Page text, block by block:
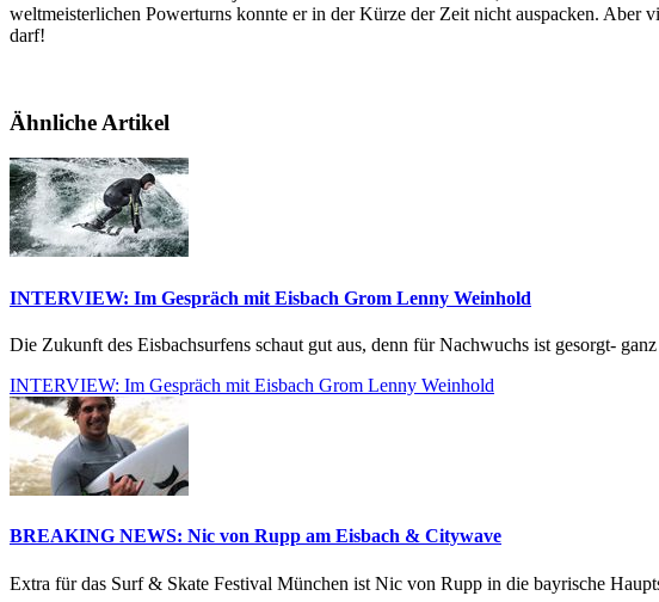
weltmeisterlichen Powerturns konnte er in der Kürze der Zeit nicht auspacken. Aber
darf!
Ähnliche Artikel
INTERVIEW: Im Gespräch mit Eisbach Grom Lenny Weinhold
Die Zukunft des Eisbachsurfens schaut gut aus, denn für Nachwuchs ist gesorgt-
INTERVIEW: Im Gespräch mit Eisbach Grom Lenny Weinhold
BREAKING NEWS: Nic von Rupp am Eisbach & Citywave
Extra für das Surf & Skate Festival München ist Nic von Rupp in die bayrische